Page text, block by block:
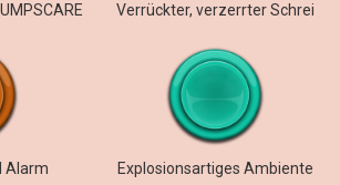
Verrückter, verzerrter Schrei
Alarm Explosionsartiges Ambiente